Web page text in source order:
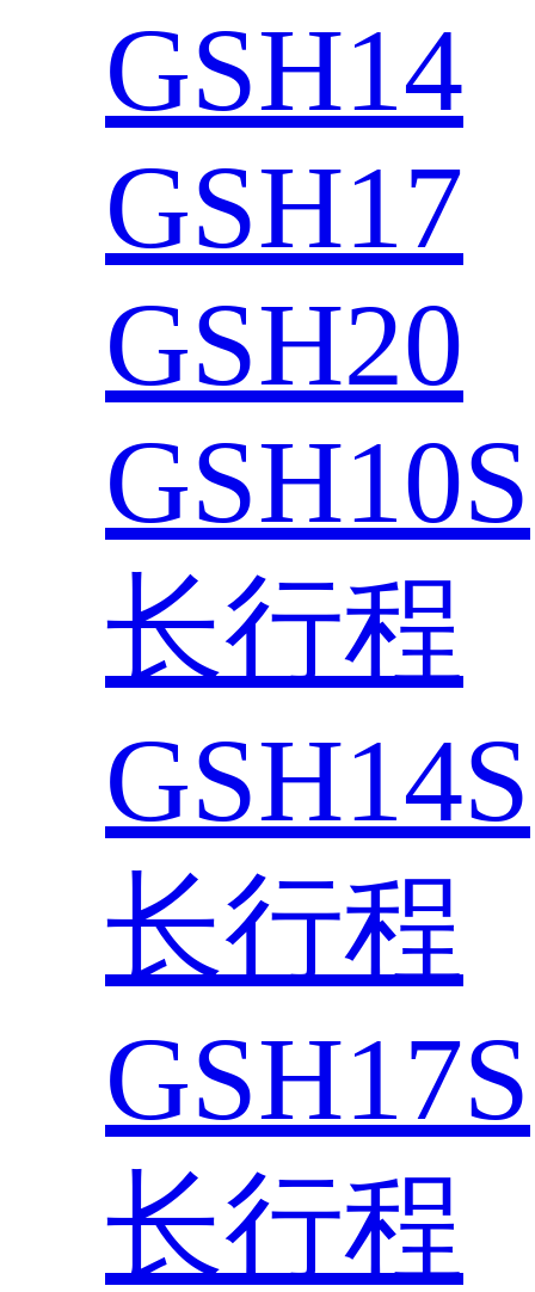
GSH14
GSH17
GSH20
GSH10S
长行程
GSH14S
长行程
GSH17S
长行程